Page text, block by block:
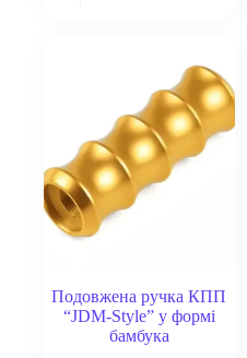
Подовжена ручка КПП
“JDM-Style” у формі
бамбука